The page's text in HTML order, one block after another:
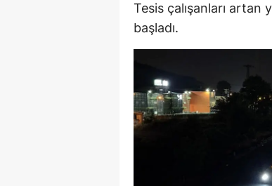
Tesis çalışanları artan
başladı.